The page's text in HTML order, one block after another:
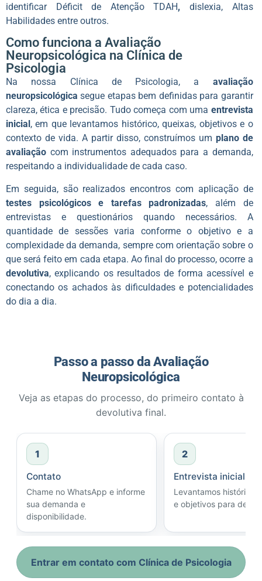
identificar Déficit de Atenção TDAH,dislexia, Altas
Habilidades entre outros.
Como funciona a Avaliação
Neuropsicológica na Clínica de
Psicologia
Na nossa Clínica de Psicologia, a avaliação
neuropsicológica segue etapas bem definidas para garantir
clareza, ética e precisão. Tudo começa com uma entrevista
inicial , em que levantamos histórico, queixas, objetivos e o
contexto de vida. A partir disso, construímos um plano de
avaliação com instrumentos adequados para a demanda,
respeitando a individualidade de cada caso.
Em seguida, são realizados encontros com aplicação de
testes psicológicos e tarefas padronizadas, além de
entrevistas e questionários quando necessários. A
quantidade de sessões varia conforme o objetivo e a
complexidade da demanda, sempre com orientação sobre o
que será feito em cada etapa. Ao final do processo, ocorre a
devolutiva, explicando os resultados de forma acessível e
conectando os achados às dificuldades e potencialidades
do dia a dia.
Passo a passo da Avaliação
Neuropsicológica
Veja as etapas do processo, do primeiro contato à
devolutiva final.
1
Contato
Chame no WhatsApp e informe
sua demanda e
disponibilidade.
2
Entrevista inicial
Levantamos histórico,
e objetivos para
Entrar em contato com Clínica de Psicologia